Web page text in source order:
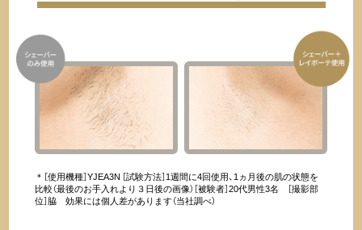
＊［使用機種］YJEA3N ［試験方法］1週間に4回使用、1ヵ月後の肌の状態を
比較（最後のお手入れより３日後の画像） ［被験者］20代男性3名 ［撮影部
位］脇 効果には個人差があります（当社調べ）